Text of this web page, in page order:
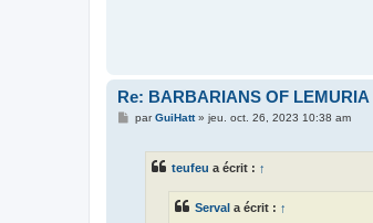
Re: BARBARIANS OF
MparGuiHatt» jeu. oct. 26, 2023 10:38 am
teufeu a écrit : ↑
Serval a écrit : ↑